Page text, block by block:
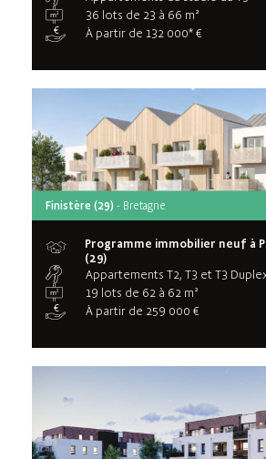
36 lots de 23 à 66 m²
À partir de 132 000* €
Finistère (29) - Bretagne
Programme immobilier neuf à
(29)
Appartements T2, T3 et T3
19 lots de 62 à 62 m²
À partir de 259 000 €